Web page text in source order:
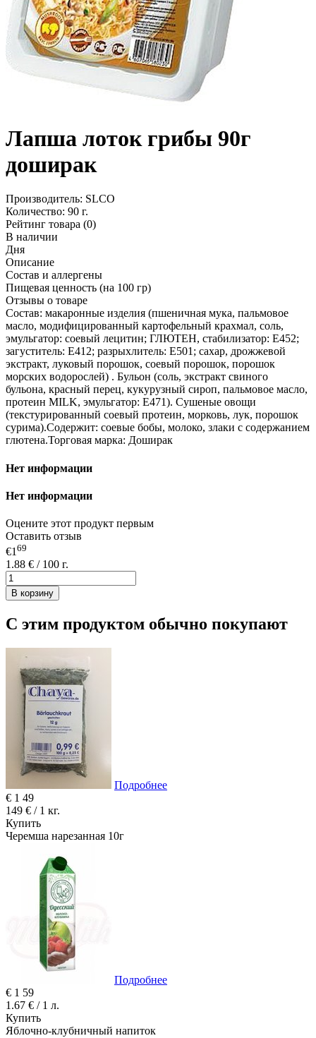
Лапша лоток грибы 90г
доширак
Производитель: SLCO
Количество: 90 г.
Рейтинг товара (0)
В наличии
Дня
Описание
Состав и аллергены
Пищевая ценность (на 100 гр)
Отзывы о товаре
Состав: макаронные изделия (пшеничная мука, пальмовое
масло, модифицированный картофельный крахмал, соль,
эмульгатор: соевый лецитин; ГЛЮТЕН, стабилизатор: E452;
загуститель: E412; разрыхлитель: E501; сахар, дрожжевой
экстракт, луковый порошок, соевый порошок, порошок
морских водорослей) . Бульон (соль, экстракт свиного
бульона, красный перец, кукурузный сироп, пальмовое масло,
протеин MILK, эмульгатор: E471). Сушеные овощи
(текстурированный соевый протеин, морковь, лук, порошок
сурима).Содержит: соевые бобы, молоко, злаки с содержанием
глютена.Торговая марка: Доширак
Нет информации
Нет информации
Оцените этот продукт первым
Оставить отзыв
€169
1.88 € / 100 г.
В корзину
С этим продуктом обычно покупают
Подробнее
€ 1 49
149 € / 1 кг.
Купить
Черемша нарезанная 10г
Подробнее
€ 1 59
1.67 € / 1 л.
Купить
Яблочно-клубничный напиток